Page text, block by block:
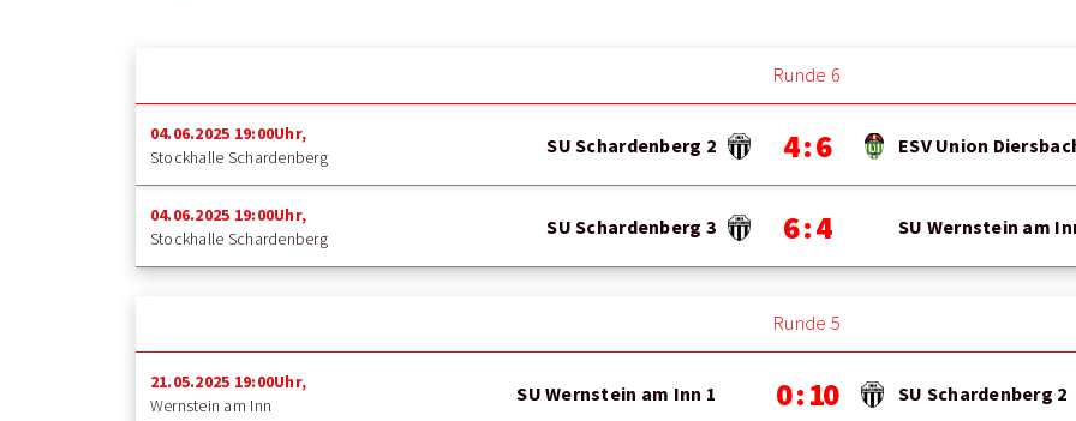
Runde 6
04.06.2025 19:00Uhr,
Stockhalle Schardenberg SU Schardenberg 2 4 : 6 ESV Union
04.06.2025 19:00Uhr,
Stockhalle Schardenberg SU Schardenberg 3 6 : 4 SU Wernstein am
Runde 5
21.05.2025 19:00Uhr,
Wernstein am Inn SU Wernstein am Inn 1 0 : 10 SU Schardenberg 2